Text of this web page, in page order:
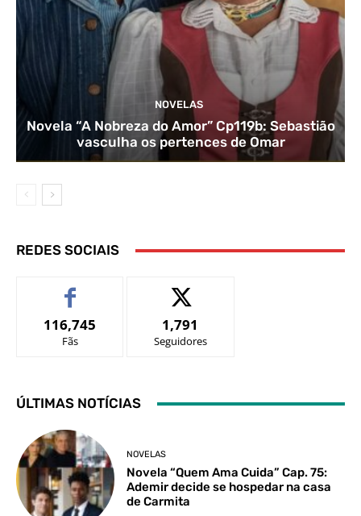
NOVELAS
Novela “A Nobreza do Amor” Cp119b: Sebastião
vasculha os pertences de Omar
REDES SOCIAIS
116,745
Fãs
1,791
Seguidores
ÚLTIMAS NOTÍCIAS
NOVELAS
Novela “Quem Ama Cuida” Cap. 75:
Ademir decide se hospedar na casa
de Carmita